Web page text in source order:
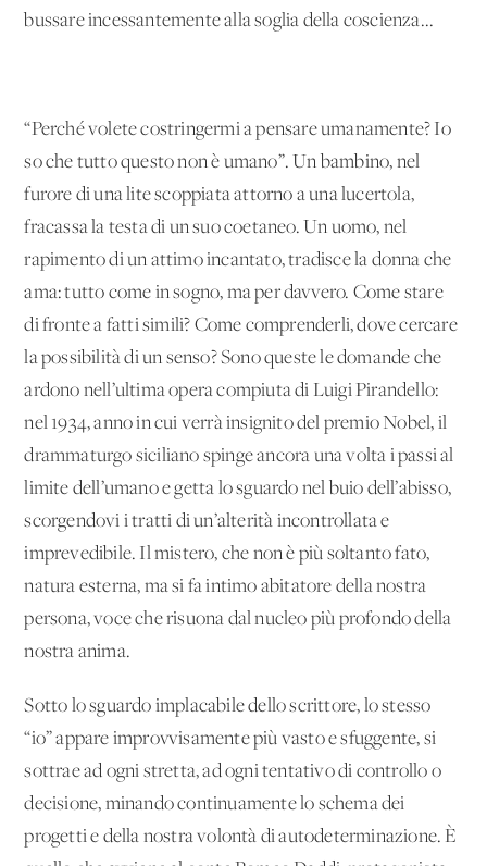
bussare incessantemente alla soglia della coscienza...
“Perché volete costringermi a pensare umanamente? Io
so che tutto questo non è umano”. Un bambino, nel
furore di una lite scoppiata attorno a una lucertola,
fracassa la testa di un suo coetaneo. Un uomo, nel
rapimento di un attimo incantato, tradisce la donna che
ama: tutto come in sogno, ma per davvero. Come stare
di fronte a fatti simili? Come comprenderli, dove cercare
la possibilità di un senso? Sono queste le domande che
ardono nell’ultima opera compiuta di Luigi Pirandello:
nel 1934, anno in cui verrà insignito del premio Nobel, il
drammaturgo siciliano spinge ancora una volta i passi al
limite dell’umano e getta lo sguardo nel buio dell’abisso,
scorgendovi i tratti di un’alterità incontrollata e
imprevedibile. Il mistero, che non è più soltanto fato,
natura esterna, ma si fa intimo abitatore della nostra
persona, voce che risuona dal nucleo più profondo della
nostra anima.
Sotto lo sguardo implacabile dello scrittore, lo stesso
“io” appare improvvisamente più vasto e sfuggente, si
sottrae ad ogni stretta, ad ogni tentativo di controllo o
decisione, minando continuamente lo schema dei
progetti e della nostra volontà di autodeterminazione. È